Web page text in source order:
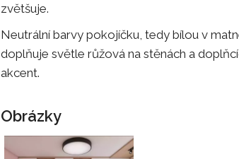
zvětšuje.
Neutrální barvy pokojíčku, tedy bílou v
doplňuje světle růžová na stěnách a
akcent.
Obrázky